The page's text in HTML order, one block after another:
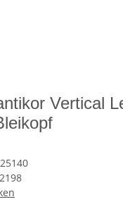
Vertical
25140